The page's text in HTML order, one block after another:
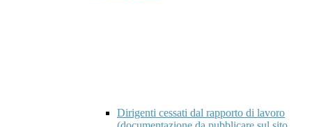
Dirigenti cessati dal rapporto di lavoro